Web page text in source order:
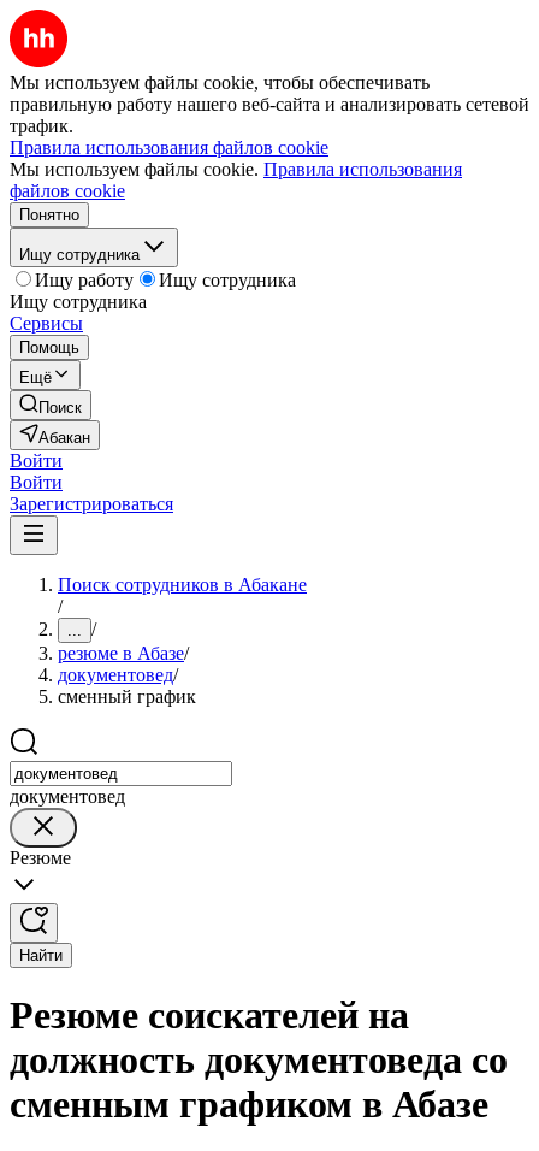
Мы используем файлы cookie, чтобы обеспечивать
правильную работу нашего веб-сайта и анализировать сетевой
трафик.
Правила использования файлов cookie
Мы используем файлы cookie. Правила использования
файлов cookie
Понятно
Ищу сотрудника
Ищу работу
Ищу сотрудника
Ищу сотрудника
Сервисы
Помощь
Ещё
Поиск
Абакан
Войти
Войти
Зарегистрироваться
Поиск сотрудников в Абакане
/
... /
резюме в Абазе/
документовед/
сменный график
документовед
Резюме
Найти
Резюме соискателей на
должность документоведа со
сменным графиком в Абазе